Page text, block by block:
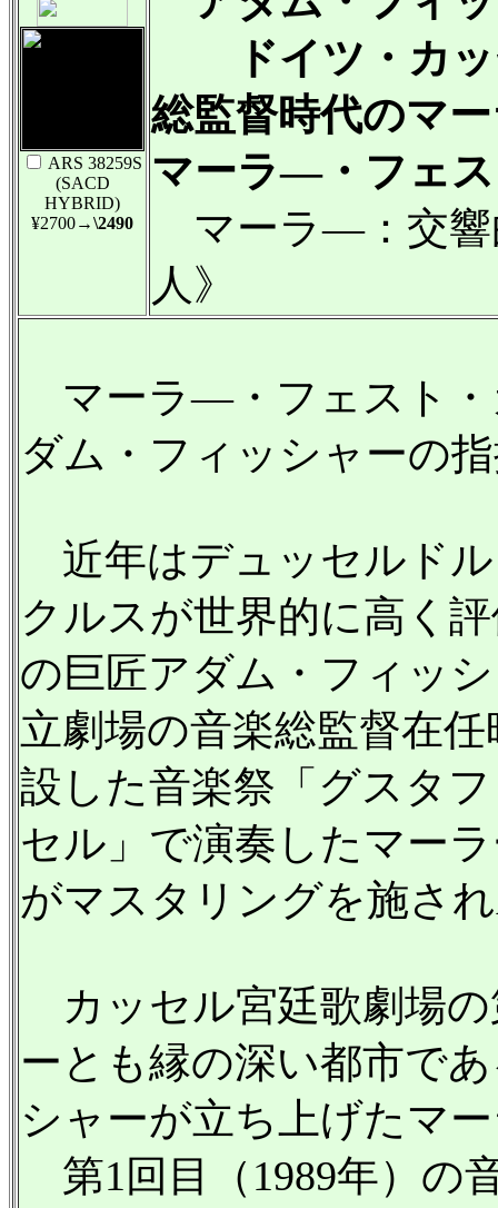
ARS 38259S
(SACD
HYBRID)
¥2700→\2490
ドイツ・カッ
総監督時代のマ
マーラ—・フェス
マーラ—：交響
人》
マーラ—・フェスト・
ダム・フィッシャーの
近年はデュッセルド
クルスが世界的に高く
の巨匠アダム・フィッ
立劇場の音楽総監督在
設した音楽祭「グスタ
セル」で演奏したマー
がマスタリングを施さ
カッセル宮廷歌劇場の
ーとも縁の深い都市で
シャーが立ち上げたマ
第1回目（1989年）の